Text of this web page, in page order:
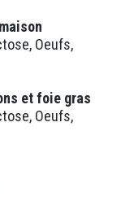
Oeufs,
et foie gras
Oeufs,